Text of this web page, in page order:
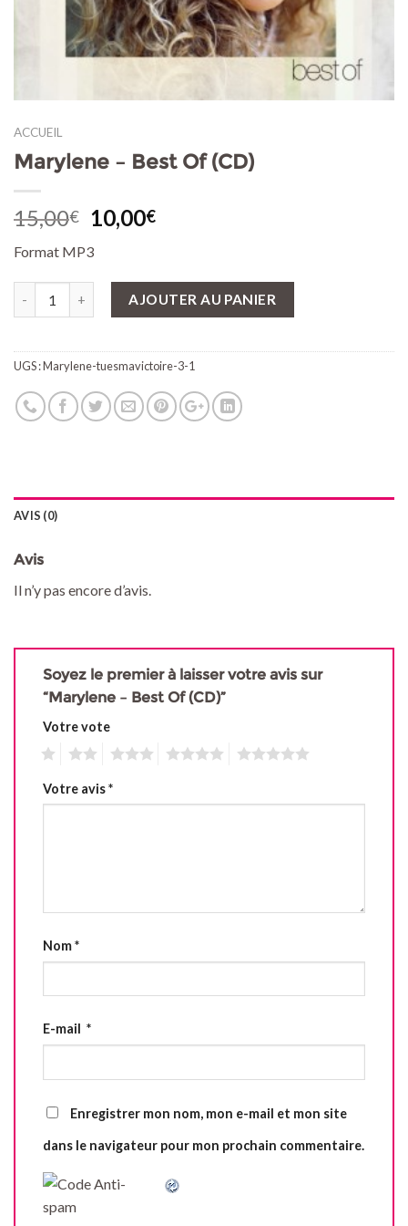
ACCUEIL
Marylene – Best Of (CD)
15,00€ 10,00€
Format MP3
Quantité AJOUTER AU PANIER
UGS :Marylene-tuesmavictoire-3-1
AVIS (0)
Avis
Il n’y pas encore d’avis.
Soyez le premier à laisser votre avis sur
“Marylene – Best Of (CD)”
Votre vote
Votre avis*
Nom*
E-mail *
Enregistrer mon nom, mon e-mail et mon site
dans le navigateur pour mon prochain commentaire.